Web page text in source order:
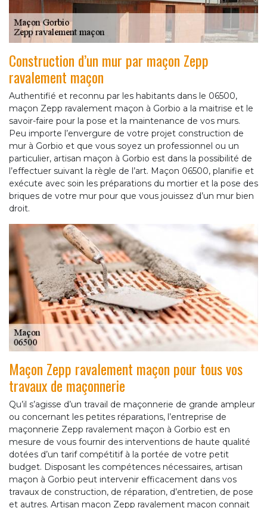
Construction d’un mur par maçon Zepp
ravalement maçon
Authentifié et reconnu par les habitants dans le 06500,
maçon Zepp ravalement maçon à Gorbio a la maitrise et le
savoir-faire pour la pose et la maintenance de vos murs.
Peu importe l’envergure de votre projet construction de
mur à Gorbio et que vous soyez un professionnel ou un
particulier, artisan maçon à Gorbio est dans la possibilité de
l’effectuer suivant la règle de l’art. Maçon 06500, planifie et
exécute avec soin les préparations du mortier et la pose des
briques de votre mur pour que vous jouissez d’un mur bien
droit.
Maçon Zepp ravalement maçon pour tous vos
travaux de maçonnerie
Qu’il s’agisse d’un travail de maçonnerie de grande ampleur
ou concernant les petites réparations, l’entreprise de
maçonnerie Zepp ravalement maçon à Gorbio est en
mesure de vous fournir des interventions de haute qualité
dotées d’un tarif compétitif à la portée de votre petit
budget. Disposant les compétences nécessaires, artisan
maçon à Gorbio peut intervenir efficacement dans vos
travaux de construction, de réparation, d’entretien, de pose
et autres. Artisan maçon Zepp ravalement maçon connait